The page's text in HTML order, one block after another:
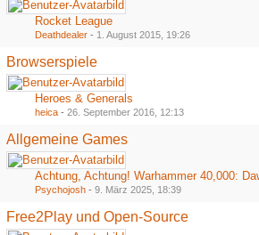
Rocket League
Deathdealer - 1. August 2015, 19:26
Browserspiele
Heroes & Generals
heica - 26. September 2016, 12:13
Allgemeine Games
Psychojosh - 9. März 2025, 18:39
Free2Play und Open-Source